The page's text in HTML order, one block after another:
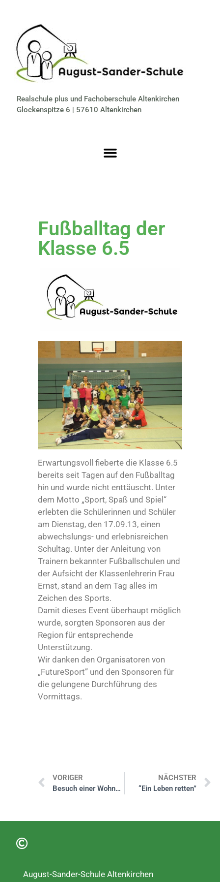
Realschule plus und Fachoberschule Altenkirchen
Glockenspitze 6 | 57610 Altenkirchen
Fußballtag der
Klasse 6.5
Erwartungsvoll fieberte die Klasse 6.5
bereits seit Tagen auf den Fußballtag
hin und wurde nicht enttäuscht. Unter
dem Motto „Sport, Spaß und Spiel“
erlebten die Schülerinnen und Schüler
am Dienstag, den 17.09.13, einen
abwechslungs- und erlebnisreichen
Schultag. Unter der Anleitung von
Trainern bekannter Fußballschulen und
der Aufsicht der Klassenlehrerin Frau
Ernst, stand an dem Tag alles im
Zeichen des Sports.
Damit dieses Event überhaupt möglich
wurde, sorgten Sponsoren aus der
Region für entsprechende
Unterstützung.
Wir danken den Organisatoren von
„FutureSport” und den Sponsoren für
die gelungene Durchführung des
Vormittags.
VORIGER
Besuch einer Wohngruppe
NÄCHSTER
“Ein Leben retten”
August-Sander-Schule Altenkirchen